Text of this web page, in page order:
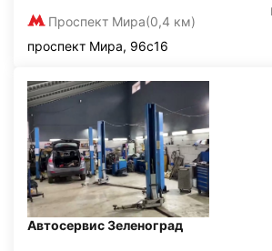
Проспект Мира(0,4 км)
проспект Мира, 96с16
Автосервис Зеленоград